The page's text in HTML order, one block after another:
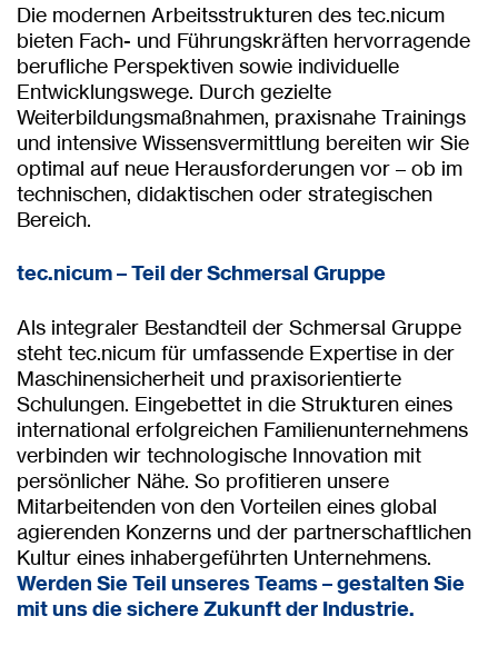
Die modernen Arbeitsstrukturen des tec.nicum
bieten Fach- und Führungskräften hervorragende
berufliche Perspektiven sowie individuelle
Entwicklungswege. Durch gezielte
Weiterbildungsmaßnahmen, praxisnahe Trainings
und intensive Wissensvermittlung bereiten wir Sie
optimal auf neue Herausforderungen vor – ob im
technischen, didaktischen oder strategischen
Bereich.
tec.nicum – Teil der Schmersal Gruppe
Als integraler Bestandteil der Schmersal Gruppe
steht tec.nicum für umfassende Expertise in der
Maschinensicherheit und praxisorientierte
Schulungen. Eingebettet in die Strukturen eines
international erfolgreichen Familienunternehmens
verbinden wir technologische Innovation mit
persönlicher Nähe. So profitieren unsere
Mitarbeitenden von den Vorteilen eines global
agierenden Konzerns und der partnerschaftlichen
Kultur eines inhabergeführten Unternehmens.
Werden Sie Teil unseres Teams – gestalten Sie
mit uns die sichere Zukunft der Industrie.